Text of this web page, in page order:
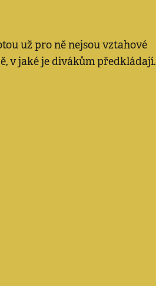
už pro ně nejsou vztahové
v jaké je divákům předkládají.